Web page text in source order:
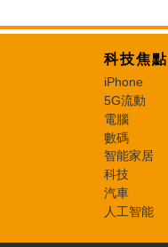
科技焦點
iPhone
5G流動
電腦
數碼
智能家居
科技
汽車
人工智能